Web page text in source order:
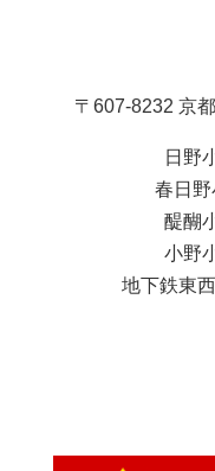
〒607-8232 京
日野
春日
醍醐
小野
地下鉄東